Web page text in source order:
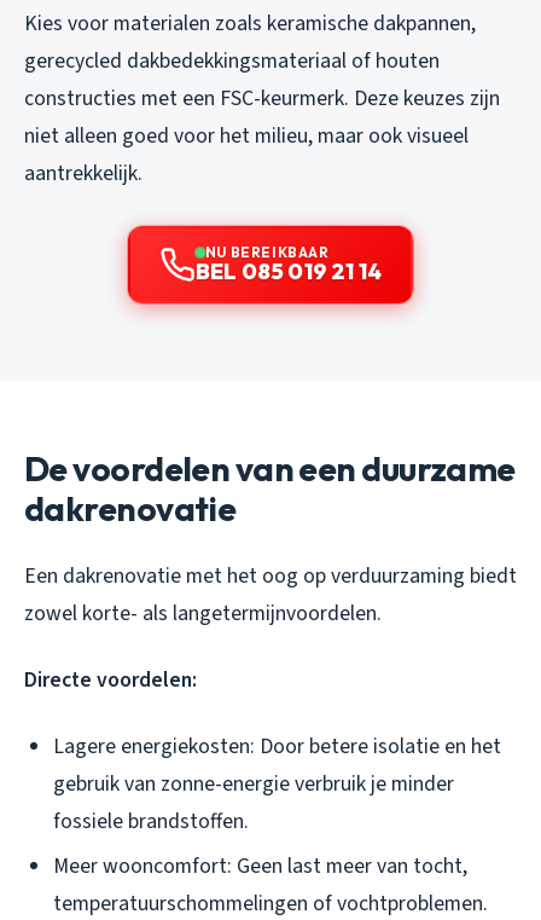
Kies voor materialen zoals keramische dakpannen,
gerecycled dakbedekkingsmateriaal of houten
constructies met een FSC-keurmerk. Deze keuzes zijn
niet alleen goed voor het milieu, maar ook visueel
aantrekkelijk.
NU BEREIKBAAR
BEL 085 019 21 14
De voordelen van een duurzame
dakrenovatie
Een dakrenovatie met het oog op verduurzaming biedt
zowel korte- als langetermijnvoordelen.
Directe voordelen:
Lagere energiekosten: Door betere isolatie en het
gebruik van zonne-energie verbruik je minder
fossiele brandstoffen.
Meer wooncomfort: Geen last meer van tocht,
temperatuurschommelingen of vochtproblemen.